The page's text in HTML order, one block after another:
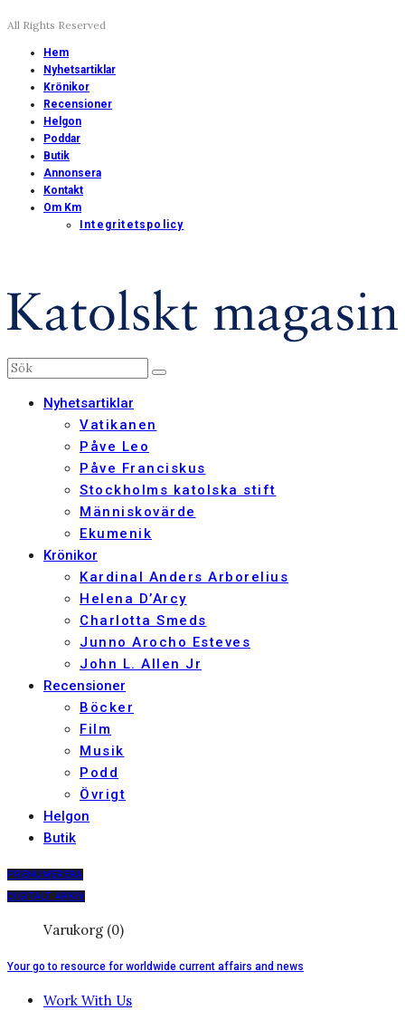
All Rights Reserved
Hem
Nyhetsartiklar
Krönikor
Recensioner
Helgon
Poddar
Butik
Annonsera
Kontakt
Om Km
Integritetspolicy
Nyhetsartiklar
Vatikanen
Påve Leo
Påve Franciskus
Stockholms katolska stift
Människovärde
Ekumenik
Krönikor
Kardinal Anders Arborelius
Helena D’Arcy
Charlotta Smeds
Junno Arocho Esteves
John L. Allen Jr
Recensioner
Böcker
Film
Musik
Podd
Övrigt
Helgon
Butik
PRENUMERERA
DIGITALT ARKIV
Varukorg (0)
Your go to resource for worldwide current affairs and news
Work With Us